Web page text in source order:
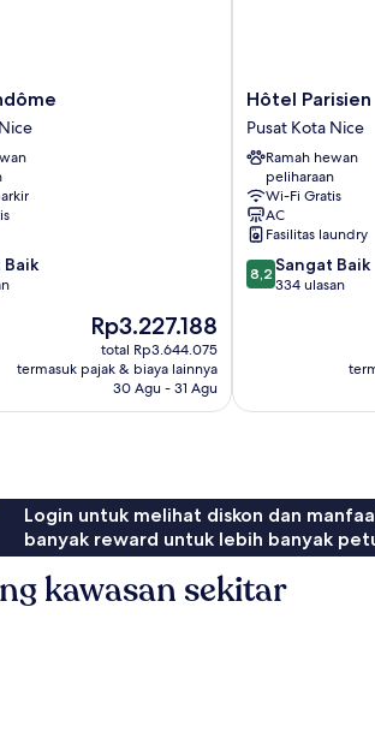
Baik
Harga
sekarang
Rp3.227.188
Rp3.227.188
total Rp3.644.075
termasuk pajak & biaya lainnya
30 Agu - 31 Agu
Hôtel
Parisien
Pusat
Kota
Nice
Hôtel Parisien
Pusat Kota Nice
Ramah hewan
peliharaan
Wi-Fi Gratis
AC
Fasilitas laundry
8.2
dari
8,2 Sangat Baik
334 ulasan
Login untuk melihat diskon dan
banyak reward untuk lebih banyak
kawasan sekitar